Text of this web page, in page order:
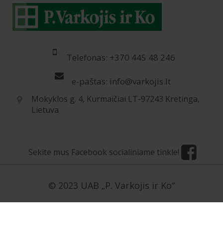
Telefonas: +370 445 48 246
e-paštas: info@varkojis.lt
Mokyklos g. 4, Kurmaičiai LT-97243 Kretinga,
Lietuva
Sekite mus Facebook socialiniame tinkle!
© 2023 UAB „P. Varkojis ir Ko“